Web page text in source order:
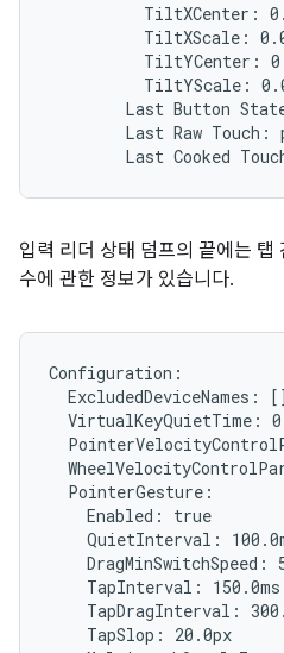
TiltXCenter:
TiltXScale:
TiltYCenter:
TiltYScale:
Last Button
Last Raw Touch:
입력 리더 상태 덤프의 끝에는 탭
수에 관한 정보가 있습니다.
Configuration:
  ExcludedDeviceNames: []
VirtualKeyQuietTime:
  PointerGesture:
    Enabled: true
QuietInterval:
DragMinSwitchSpeed:
    TapInterval: 150.0ms
TapDragInterval:
    TapSlop: 20.0px